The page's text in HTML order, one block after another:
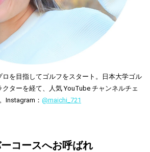
ロを目指してゴルフをスタート。日本大学ゴル
ターを経て、人気 YouTube チャンネルチェ
Instagram： @maichi_721
コースへお呼ばれ